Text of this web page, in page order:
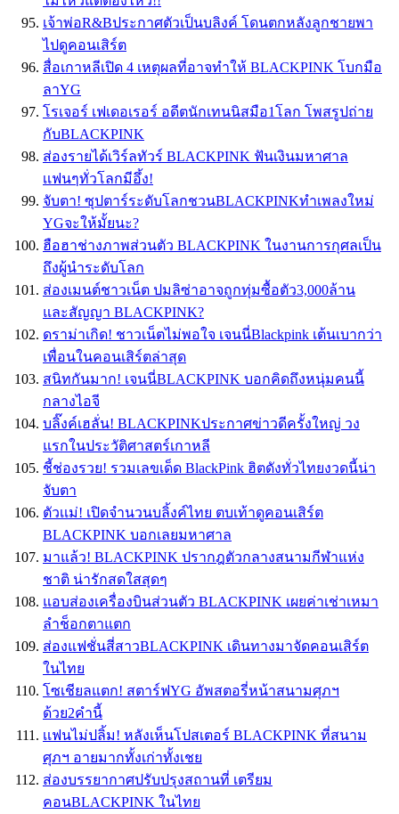
เจ้าพ่อR&Bประกาศตัวเป็นบลิงค์ โดนตกหลังลูกชายพา
ไปดูคอนเสิร์ต
สื่อเกาหลีเปิด 4 เหตุผลที่อาจทำให้ BLACKPINK โบกมือ
ลาYG
โรเจอร์ เฟเดอเรอร์ อดีตนักเทนนิสมือ1โลก โพสรูปถ่าย
กับBLACKPINK
ส่องรายได้เวิร์ลทัวร์ BLACKPINK ฟันเงินมหาศาล
เเฟนๆทั่วโลกมีอึ้ง!
จับตา! ซุปตาร์ระดับโลกชวนBLACKPINKทำเพลงใหม่
YGจะให้มั้ยนะ?
ฮือฮาช่างภาพส่วนตัว BLACKPINK ในงานการกุศลเป็น
ถึงผู้นำระดับโลก
ส่องเมนต์ชาวเน็ต ปมลิซ่าอาจถูกทุ่มซื้อตัว3,000ล้าน
และสัญญา BLACKPINK?
ดราม่าเกิด! ชาวเน็ตไม่พอใจ เจนนี่Blackpink เต้นเบากว่า
เพื่อนในคอนเสิร์ตล่าสุด
สนิทกันมาก! เจนนี่BLACKPINK บอกคิดถึงหนุ่มคนนี้
กลางไอจี
บลิ๊งค์เฮลั่น! BLACKPINKประกาศข่าวดีครั้งใหญ่ วง
แรกในประวัติศาสตร์เกาหลี
ชี้ช่องรวย! รวมเลขเด็ด BlackPink ฮิตดังทั่วไทยงวดนี้น่า
จับตา
ตัวเเม่! เปิดจำนวนบลิ้งค์ไทย ตบเท้าดูคอนเสิร์ต
BLACKPINK บอกเลยมหาศาล
มาแล้ว! BLACKPINK ปรากฎตัวกลางสนามกีฬาแห่ง
ชาติ น่ารักสดใสสุดๆ
แอบส่องเครื่องบินส่วนตัว BLACKPINK เผยค่าเช่าเหมา
ลำช็อกตาแตก
ส่องแฟชั่นสี่สาวBLACKPINK เดินทางมาจัดคอนเสิร์ต
ในไทย
โซเชียลแตก! สตาร์ฟYG อัพสตอรี่หน้าสนามศุภฯ
ด้วย2คำนี้
เเฟนไม่ปลิ้ม! หลังเห็นโปสเตอร์ BLACKPINK ที่สนาม
ศุภฯ อายมากทั้งเก่าทั้งเชย
ส่องบรรยากาศปรับปรุงสถานที่ เตรียม
คอนBLACKPINK ในไทย